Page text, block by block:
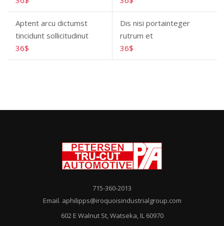
Aptent arcu dictumst
tincidunt sollicitudinut
36$
Dis nisi portainteger
rutrum et
36$
715-360-2013
Email. aphilipps@iroquoisindustrialgroup.com
602 E Walnut St, Watseka, IL 60970